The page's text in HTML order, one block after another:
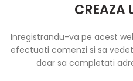
CREAZA
Inregistrandu-va pe acest
efectuati comenzi si sa
doar sa completati